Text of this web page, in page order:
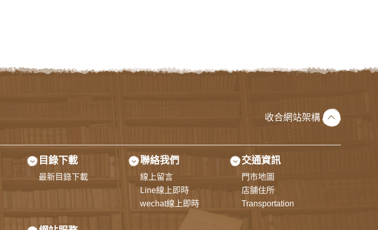
收合網站架構
目錄下載
最新目錄下載
聯絡我們
線上留言
Line線上即時
wechat線上即時
交通資訊
門市地圖
店舗住所
Transportation